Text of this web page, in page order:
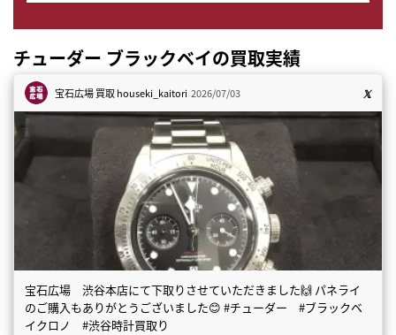
チューダー ブラックベイの買取実績
宝石広場 買取houseki_kaitori 2026/07/03
宝石広場 渋谷本店にて下取りさせていただきました🙌 パネライ
のご購入もありがとうございました😊 #チューダー #ブラックベ
イクロノ #渋谷時計買取り